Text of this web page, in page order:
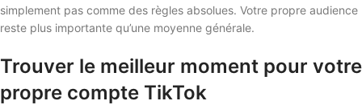
simplement pas comme des règles absolues. Votre propre audience
reste plus importante qu’une moyenne générale.
Trouver le meilleur moment pour votre
propre compte TikTok